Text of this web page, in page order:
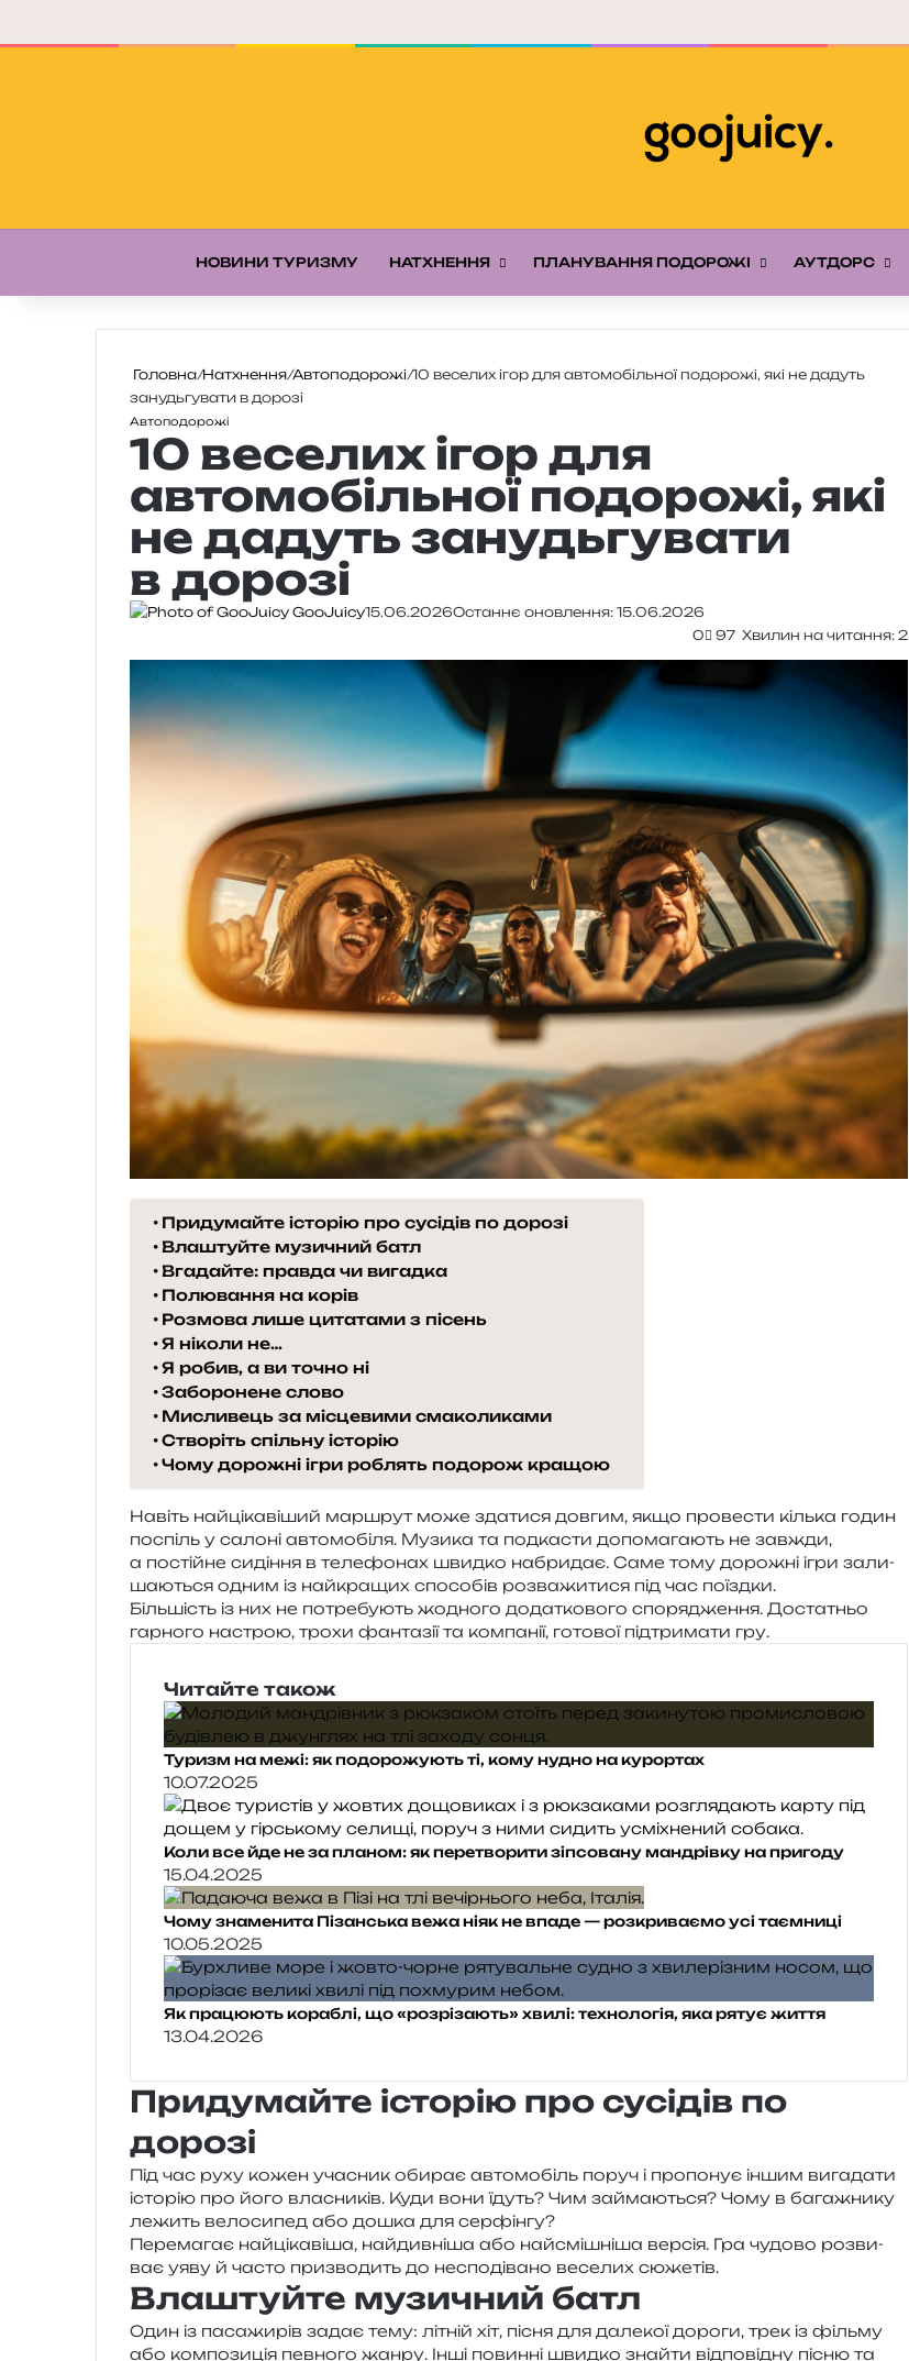
НОВИНИ ТУРИЗМУ НАТХНЕННЯ ПЛАНУВАННЯ ПОДОРОЖІ АУТДОРС
Головна/Натхнення/Автоподорожі/10 веселих ігор для автомобільної подорожі, які не дадуть
занудьгувати в дорозі
Автоподорожі
10 веселих ігор для
автомобільної подорожі, які
не дадуть занудьгувати
в дорозі
GooJuicy15.06.2026Останнє оновлення: 15.06.2026
0
97 Хвилин на читання: 2
Придумайте історію про сусідів по дорозі
Влаштуйте музичний батл
Вгадайте: правда чи вигадка
Полювання на корів
Розмова лише цитатами з пісень
Я ніколи не…
Я робив, а ви точно ні
Заборонене слово
Мисливець за місцевими смаколиками
Створіть спільну історію
Чому дорожні ігри роблять подорож кращою
Навіть най­ці­ка­ві­ший мар­шрут може зда­ти­ся дов­гим, якщо про­ве­сти кіль­ка годин
поспіль у сало­ні авто­мо­бі­ля. Музика та под­ка­сти допо­ма­га­ють не зав­жди,
а постій­не сиді­н­ня в теле­фо­нах швид­ко набри­дає. Саме тому доро­жні ігри зали­
ша­ю­ться одним із най­кра­щих спосо­бів роз­ва­жи­ти­ся під час поїздки.
Більшість із них не потре­бу­ють жодно­го дода­тко­во­го спо­ря­дже­н­ня. Достатньо
гар­но­го настрою, трохи фан­та­зії та ком­па­нії, гото­вої під­три­ма­ти гру.
Читайте також
Туризм на межі: як подорожують ті, кому нудно на курортах
10.07.2025
Коли все йде не за планом: як перетворити зіпсовану мандрівку на пригоду
15.04.2025
Чому знаменита Пізанська вежа ніяк не впаде — розкриваємо усі таємниці
10.05.2025
Як працюють кораблі, що «розрізають» хвилі: технологія, яка рятує життя
13.04.2026
Придумайте історію про сусідів по
дорозі
Під час руху кожен уча­сник оби­рає авто­мо­біль поруч і про­по­нує іншим вига­да­ти
істо­рію про його вла­сни­ків. Куди вони їдуть? Чим займа­ю­ться? Чому в бага­жни­ку
лежить вело­си­пед або дошка для серфінгу?
Перемагає най­ці­ка­ві­ша, най­див­ні­ша або най­смі­шні­ша вер­сія. Гра чудо­во роз­ви­
ває уяву й часто при­зво­дить до неспо­ді­ва­но весе­лих сюжетів.
Влаштуйте музичний батл
Один із паса­жи­рів задає тему: літній хіт, пісня для дале­кої доро­ги, трек із філь­му
або ком­по­зи­ція пев­но­го жанру. Інші повин­ні швид­ко зна­йти від­по­від­ну пісню та